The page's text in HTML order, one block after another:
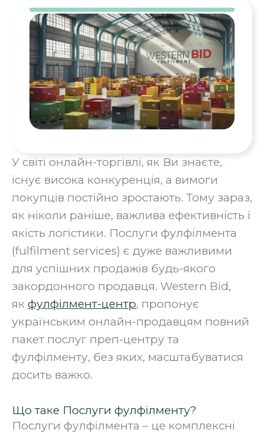
У світі онлайн-торгівлі, як Ви знаєте,
існує висока конкуренція, а вимоги
покупців постійно зростають. Тому зараз,
як ніколи раніше, важлива ефективність і
якість логістики. Послуги фулфілмента
(fulfilment services) є дуже важливими
для успішних продажів будь-якого
закордонного продавця. Western Bid,
як фулфілмент-центр, пропонує
українським онлайн-продавцям повний
пакет послуг преп-центру та
фулфілменту, без яких, масштабуватися
досить важко.
Що таке Послуги фулфілменту?
Послуги фулфілмента – це комплексні